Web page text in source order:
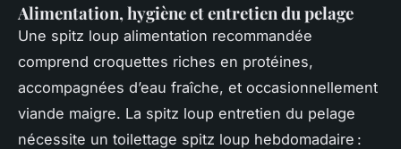
Alimentation, hygiène et entretien du pelage
Une spitz loup alimentation recommandée
comprend croquettes riches en protéines,
accompagnées d’eau fraîche, et occasionnellement
viande maigre. La spitz loup entretien du pelage
nécessite un toilettage spitz loup hebdomadaire :